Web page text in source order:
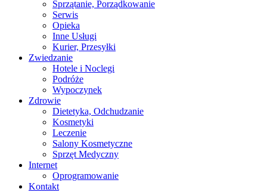
Sprzątanie, Porządkowanie
Serwis
Opieka
Inne Usługi
Kurier, Przesyłki
Zwiedzanie
Hotele i Noclegi
Podróże
Wypoczynek
Zdrowie
Dietetyka, Odchudzanie
Kosmetyki
Leczenie
Salony Kosmetyczne
Sprzęt Medyczny
Internet
Oprogramowanie
Kontakt